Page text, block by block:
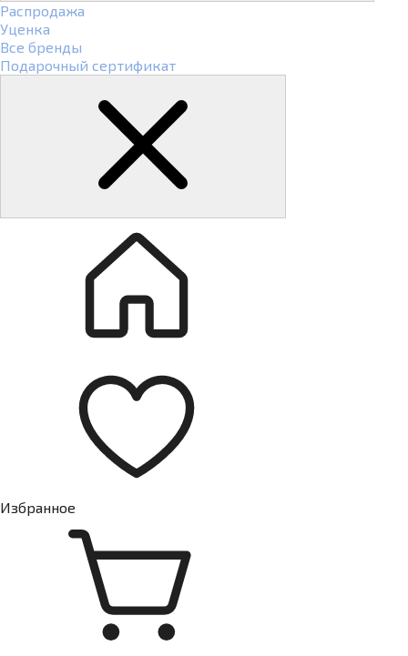
Распродажа
Уценка
Все бренды
Подарочный сертификат
Избранное